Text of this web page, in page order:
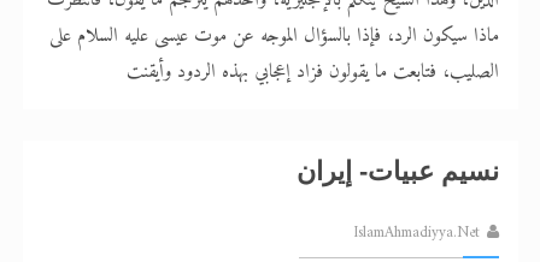
ماذا سيكون الرد، فإذا بالسؤال الموجه عن موت عيسى عليه السلام على
الصليب، فتابعت ما يقولون فزاد إعجابي بهذه الردود وأيقنت
نسيم عبيات- إيران
IslamAhmadiyya.Net